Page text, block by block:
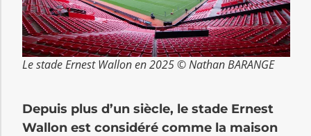
Le stade Ernest Wallon en 2025 © Nathan BARANGE
Depuis plus d’un siècle, le stade Ernest
Wallon est considéré comme la maison